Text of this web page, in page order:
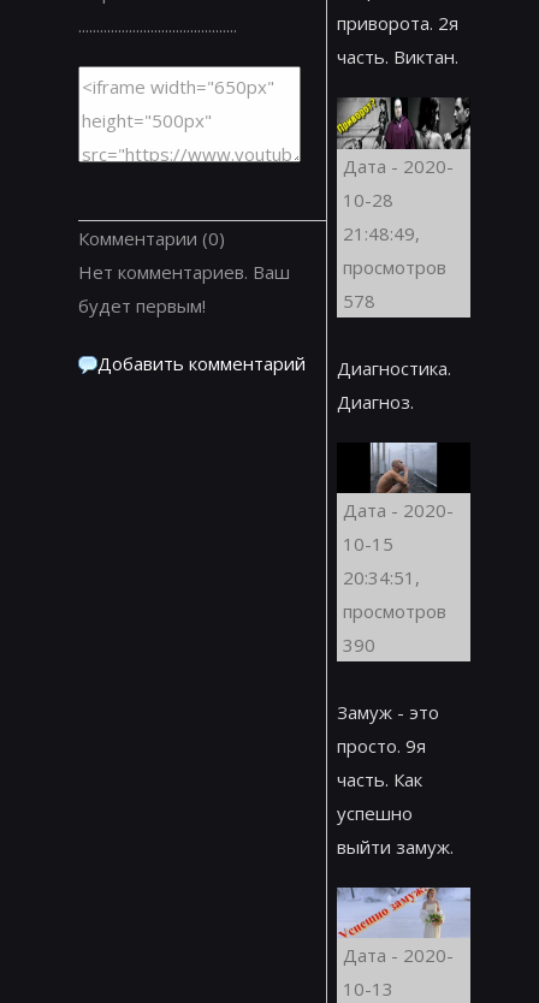
............................................
Комментарии (0)
Нет комментариев. Ваш
будет первым!
Добавить комментарий
приворота. 2я
часть. Виктан.
Дата - 2020-
10-28
21:48:49,
просмотров
578
Диагностика.
Диагноз.
Дата - 2020-
10-15
20:34:51,
просмотров
390
Замуж - это
просто. 9я
часть. Как
успешно
выйти замуж.
Дата - 2020-
10-13